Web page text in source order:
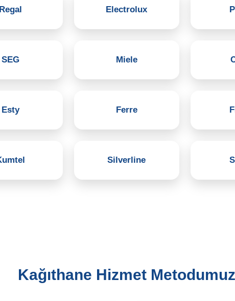
Regal Electrolux
SEG Miele
Esty Ferre
Silverline
Kağıthane Hizmet Metodumuz